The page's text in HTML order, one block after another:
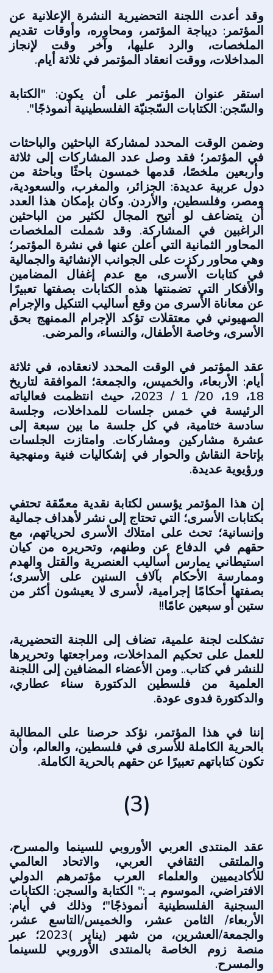
وقد أعدت اللجنة التحضيرية النشرة الإعلانية عن
المؤتمر: ديباجة المؤتمر، ومحاوره، وأوقات تقديم
الملخصات، والرد عليها، وآخر وقت لإنجاز
المداخلات، ووقت انعقاد المؤتمر في ثلاثة أيام.
استقر عنوان المؤتمر على أن يكون: "الكتابة
والسّجن: الكتابات السّجنيّة الفلسطينية أنموذجًا".
وضمن الوقت المحدد لمشاركة الباحثين والباحثات
في المؤتمر؛ فقد وصل عدد المشاركات إلى ثلاثة
وأربعين ملخصًا، قدمها خمسون باحثًا وباحثة من
دول عربية عديدة: الجزائر، والمغرب، والسعودية،
ومصر، وفلسطين، والأردن. وكان بإمكان هذا العدد
أن يتضاعف لو أتيح المجال لكثير من الباحثين
الراغبين في المشاركة. وقد شملت الملخصات
المحاور الثمانية التي أعلن عنها في نشرة المؤتمر؛
وهي محاور ركزت على الجوانب الإنشائية والجمالية
في كتابات الأسرى، مع عدم إغفال المضامين
والأفكار التي تضمنتها هذه الكتابات بصفتها تعبيرًا
عن معاناة الأسرى من وقع أساليب التنكيل والإجرام
الصهيوني في معتقلات تؤكد الإجرام الممنهج بحق
الأسرى، وخاصة الأطفال، والنساء، والمرضى.
عقد المؤتمر في الوقت المحدد لانعقاده، في ثلاثة
أيام: الأربعاء، والخميس، والجمعة؛ الموافقة لتاريخ
18، 19، 20/ 1 / 2023، حيث انتظمت فعالياته
الرئيسة في خمس جلسات للمداخلات، وجلسة
سادسة ختامية، في كل جلسة ما بين سبعة إلى
عشرة مشاركين ومشاركات. وامتازت الجلسات
بإتاحة النقاش والحوار في إشكاليات فنية ومنهجية
ورؤيوية عديدة.
إن هذا المؤتمر يؤسس لكتابة نقدية معمّقة تحتفي
بكتابات الأسرى؛ التي تحتاج إلى نشر لأهداف جمالية
وإنسانية؛ تحث على امتلاك الأسرى لحرياتهم، مع
حقهم في الدفاع عن وطنهم، وتحريره من كيان
استيطاني يمارس أساليب العنصرية والقتل والهدم
وممارسة الأحكام بآلاف السنين على الأسرى؛
بصفتها أحكامًا إجرامية، لأسرى لا يعيشون أكثر من
ستين أو سبعين عامًا!!
تشكلت لجنة علمية، تضاف إلى اللجنة التحضيرية،
للعمل على تحكيم المداخلات، ومراجعتها وتحريرها
للنشر في كتاب.. ومن الأعضاء المضافين إلى اللجنة
العلمية من فلسطين الدكتورة سناء عطاري،
والدكتورة فدوى عودة.
إننا في هذا المؤتمر، نؤكد حرصنا على المطالبة
بالحرية الكاملة للأسرى في فلسطين، والعالم، وأن
تكون كتاباتهم تعبيرًا عن حقهم بالحرية الكاملة.
(3)
عقد المنتدى العربي الأوروبي للسينما والمسرح،
والملتقى الثقافي العربي، والاتحاد العالمي
للأكاديميين والعلماء العرب مؤتمرهم الدولي
الافتراضي، الموسوم بـ :" الكتابة والسجن: الكتابات
السجنية الفلسطينية أنموذجًا"؛ وذلك في أيام:
الأربعاء/ الثامن عشر، والخميس/التاسع عشر،
والجمعة/العشرين، من شهر (يناير )2023؛ عبر
منصة زوم الخاصة بالمنتدى الأوروبي للسينما
والمسرح.